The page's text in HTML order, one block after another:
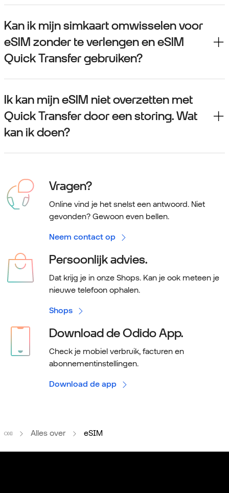
Kan ik mijn simkaart omwisselen voor
eSIM zonder te verlengen en eSIM
Quick Transfer gebruiken?
Ik kan mijn eSIM niet overzetten met
Quick Transfer door een storing. Wat
kan ik doen?
Vragen?
Online vind je het snelst een antwoord. Niet
gevonden? Gewoon even bellen.
Neem contact op
Persoonlijk advies.
Dat krijg je in onze Shops. Kan je ook meteen je
nieuwe telefoon ophalen.
Shops
Download de Odido App.
Check je mobiel verbruik, facturen en
abonnementinstellingen.
Download de app
HomeAlles over eSIM